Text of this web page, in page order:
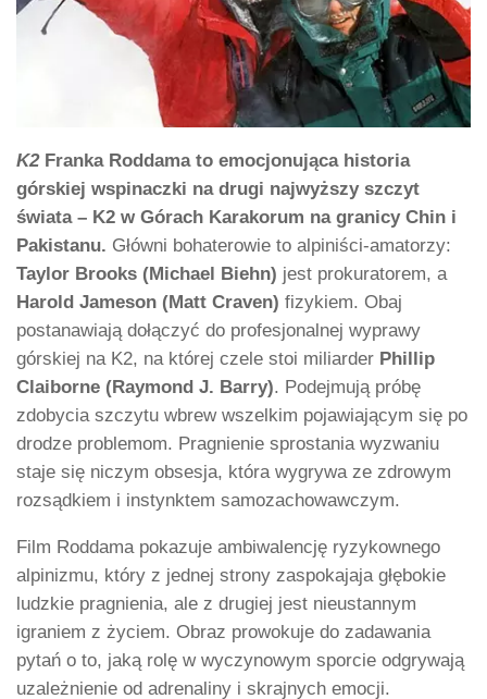
K2Franka Roddama to emocjonująca historia
górskiej wspinaczki na drugi najwyższy szczyt
świata – K2 w Górach Karakorum na granicy Chin i
Pakistanu. Główni bohaterowie to alpiniści-amatorzy:
Taylor Brooks (Michael Biehn) jest prokuratorem, a
Harold Jameson (Matt Craven) fizykiem. Obaj
postanawiają dołączyć do profesjonalnej wyprawy
górskiej na K2, na której czele stoi miliarder Phillip
Claiborne (Raymond J. Barry). Podejmują próbę
zdobycia szczytu wbrew wszelkim pojawiającym się po
drodze problemom. Pragnienie sprostania wyzwaniu
staje się niczym obsesja, która wygrywa ze zdrowym
rozsądkiem i instynktem samozachowawczym.
Film Roddama pokazuje ambiwalencję ryzykownego
alpinizmu, który z jednej strony zaspokajaja głębokie
ludzkie pragnienia, ale z drugiej jest nieustannym
igraniem z życiem. Obraz prowokuje do zadawania
pytań o to, jaką rolę w wyczynowym sporcie odgrywają
uzależnienie od adrenaliny i skrajnych emocji.